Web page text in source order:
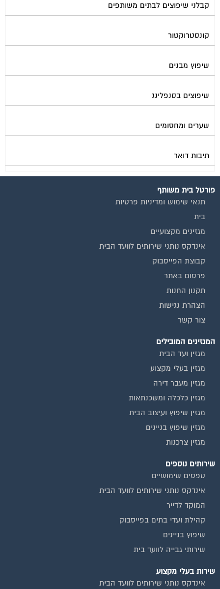
קבלני שיפוצים לבתים משותפים
קונסטרוקטור
שיפוץ מבנים
שיפוצים בסנפלינג
שערים ומחסומים
תיבות דואר
פורטל בית משותף
תנאי שימוש ומדיניות פרטיות
בית
מגזינים מקצועיים
אינדקס נותני שירותים לוועד הבית
קבוצת הפייסבוק
פרסום באתר
תקנון החנות
הצהרת נגישות
צור קשר
המגזינים המובילים
מגזין ועד הבית
מגזין בעלי מקצוע
מגזין מעבר דירה
מגזין כלכלה ומשכנתאות
מגזין שיפוץ ועיצוב הבית
מגזין שיפוץ בניינים
מגזין צרכנות
שירותים נוספים
טפסים שימושיים
אינדקס נותני שירותים לוועד הבית
המוקד לדייר
קהילת ועדי בתים בפייסבוק
שיפוץ בניינים
שירותי גבייה לוועד בית
שירות בעלי מקצוע
אינדקס נותני שירותים לוועד הבית